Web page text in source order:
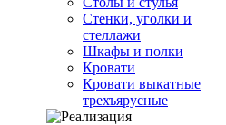
Стенки, уголки и
стеллажи
Шкафы и полки
Кровати
Кровати выкатные
трехъярусные